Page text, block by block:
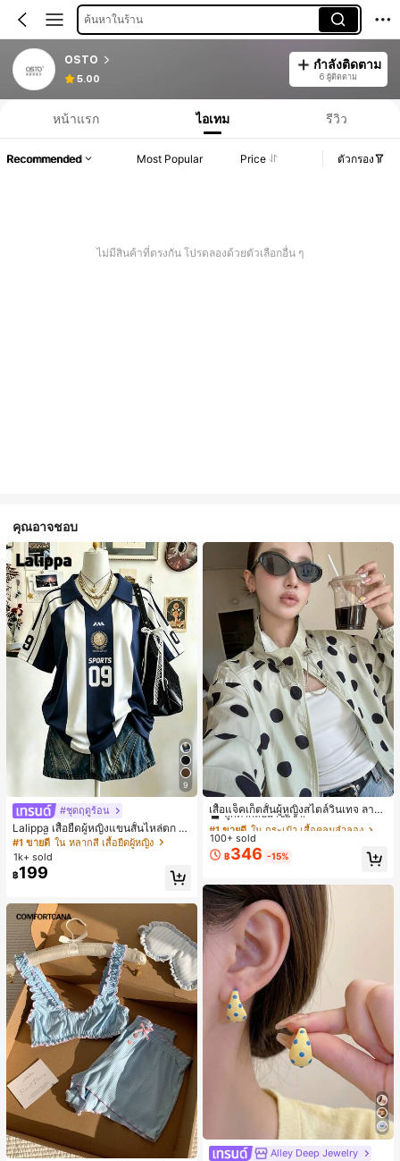
ค้นหาในร้าน
OSTO
5.00
กำลังติดตาม
6 ผู้ติดตาม
หน้าแรก ไอเทม รีวิว
Recommended Most Popular Price ตัวกรอง
ไม่มีสินค้าที่ตรงกัน โปรดลองด้วยตัวเลือกอื่น ๆ
คุณอาจชอบ
9
#ชุดฤดูร้อน
Lalippa เสื้อยืดผู้หญิงแขนสั้นไหล่ตก ค
อวีปกเสื้อ ลายพิมพ์ดิจิทัลลายทาง สไตล์
สปอร์ตแฟชั่นมินิมอล ของขวัญสำหรับเ
พื่อน
#1 ขายดี ใน หลากสี เสื้อยืดผู้หญิง
1k+ sold
฿199
เสื้อแจ็คเก็ตสั้นผู้หญิงสไตล์วินเทจ ลายจุ
ดขนาดใหญ่ คอตั้ง เอวเข้ารูป แขนพอง
ทรงหลวม แฟชั่นอเนกประสงค์ สำหรับใ
ส่ประจำวันและไปเที่ยวพักผ่อน
#1 ขายดี
ใน กระเป๋า เสื้อคลุมลำลอง
ลูกค้ากลับมาซื้อซ้ำ!
#1 ขายดี ใน กระเป๋า เสื้อคลุมลำลอง
ลูกค้ากลับมาซื้อซ้ำ!
#1 ขายดี ใน กระเป๋า เสื้อคลุมลำลอง
ลูกค้ากลับมาซื้อซ้ำ!
#1 ขายดี ใน กระเป๋า เสื้อคลุมลำลอง
100+ sold
฿346 -15%
Alley Deep Jewelry
#1 ขายดี ใน โบโฮ ต่างหูผู้หญิง